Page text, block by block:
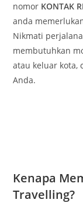
nomor KONTAK
anda
Nikmati
membutuhkan
atau keluar kota,
Anda.
Kenapa
Travelling?